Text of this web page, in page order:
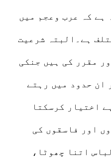
ہے کہ عرب وعجم میں
ہے۔البتہ شرعیت
مقرر کی ہیں جنکی
ان حدود میں رہتے
اختیار کرسکتا
اور فاسقوں کی
اتنا چھوٹا،